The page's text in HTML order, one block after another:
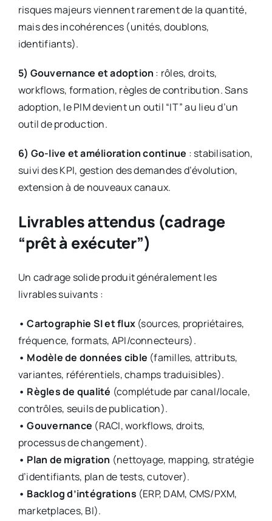
risques majeurs viennent rarement de la quantité,
mais des incohérences (unités, doublons,
identifiants).
5) Gouvernance et adoption : rôles, droits,
workflows, formation, règles de contribution. Sans
adoption, le PIM devient un outil “IT” au lieu d’un
outil de production.
6) Go-live et amélioration continue : stabilisation,
suivi des KPI, gestion des demandes d’évolution,
extension à de nouveaux canaux.
Livrables attendus (cadrage
“prêt à exécuter”)
Un cadrage solide produit généralement les
livrables suivants :
• Cartographie SI et flux(sources, propriétaires,
fréquence, formats, API/connecteurs).
• Modèle de données cible (familles, attributs,
variantes, référentiels, champs traduisibles).
• Règles de qualité (complétude par canal/locale,
contrôles, seuils de publication).
• Gouvernance (RACI, workflows, droits,
processus de changement).
• Plan de migration (nettoyage, mapping, stratégie
d’identifiants, plan de tests, cutover).
• Backlog d’intégrations (ERP, DAM, CMS/PXM,
marketplaces, BI).